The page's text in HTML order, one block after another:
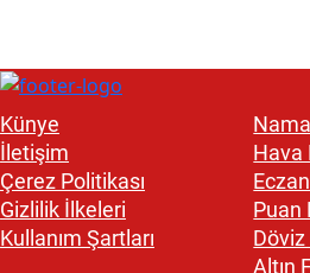
Künye
İletişim
Çerez Politikası
Gizlilik İlkeleri
Kullanım Şartları
Hava
Puan
Döviz
Altın